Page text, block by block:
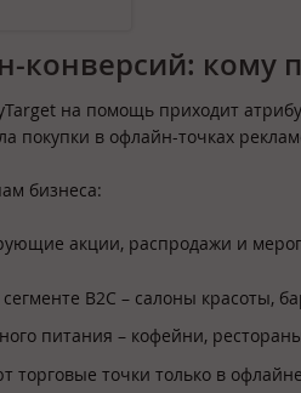
конверсий: кому
на помощь приходит
покупки в офлайн-точках
бизнеса:
акции, распродажи и
сегменте B2C – салоны красоты,
питания – кофейни,
торговые точки только в